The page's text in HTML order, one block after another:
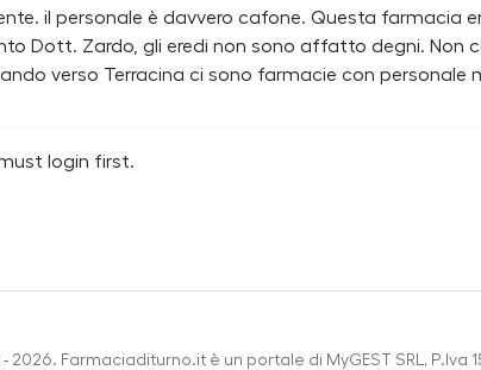
il personale è davvero cafone. Questa farmacia
Dott. Zardo, gli eredi non sono affatto degni. Non
verso Terracina ci sono farmacie con personale
login first.
Farmaciaditurno.it è un portale di MyGEST SRL, P.Iva